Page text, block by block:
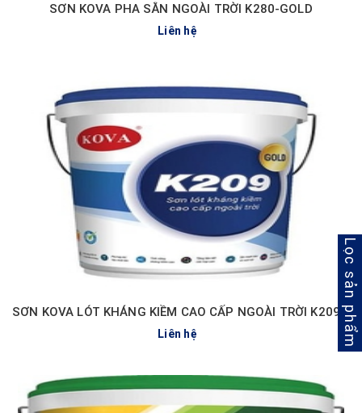
SƠN KOVA PHA SẴN NGOÀI TRỜI K280-GOLD
Liên hệ
SƠN KOVA LÓT KHÁNG KIỀM CAO CẤP NGOÀI TRỜI K209-GOLD
Liên hệ Lọc sản phẩm